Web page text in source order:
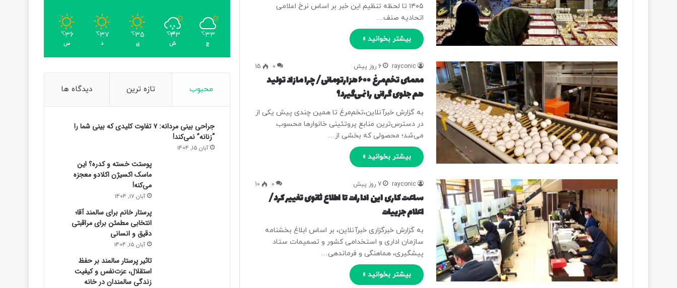
۱۴۰۵ تا لحظه تنظیم این خبر بر اساس نرخ اعلامی
اتحادیه صنف…
بیشتر بخوانید »
rayconic 6 روز پیش 0
15
معمای تخم‌مرغ ۶۰۰هزارتومانی/ چرا مازاد تولید
هم جلوی گرانی را نمی‌گیرد؟
به گزارش خبرآنلاین،تخم‌مرغ تا همین چندی پیش یکی از
در دسترس‌ترین منابع پروتئینی خانوارها محسوب
می‌شد؛ محصولی که بخشی از…
بیشتر بخوانید »
rayconic 7 روز پیش 0
10
ساعت کاری این ادارات تا اطلاع ثانوی تغییر کرد/
اعلام جزییات
به گزارش خبرگزاری خبرآنلاین، بر اساس ابلاغ بخشنامه
سازمان اداری و استخدامی کشور و تصمیمات ستاد
پیشگیری، هماهنگی و فرماندهی…
بیشتر بخوانید »
33
℃
ج
33
℃
ش
35
℃
ی
37
℃
د
36
℃
س
محبوب تازه ترین دیدگاه ها
جراحی بینی مردانه: ۷ تفاوت کلیدی که بینی شما را
“زنانه” نمی‌کند!
آبان 15, 1404
پوستت خسته و کدره؟ این
ماسک اکسیژن اکلادو معجزه
می‌کنه!
آبان 17, 1404
پرستار خانم برای سالمند آقا؛
انتخابی مطمئن برای مراقبتی
دقیق و انسانی
آبان 15, 1404
تاثیر پرستار سالمند بر حفظ
استقلال، عزت‌نفس و کیفیت
زندگی سالمندان در خانه